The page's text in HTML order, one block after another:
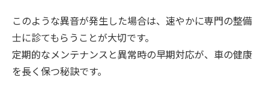
このような異音が発生した場合は、速やかに専門の整備
士に診てもらうことが大切です。
定期的なメンテナンスと異常時の早期対応が、車の健康
を長く保つ秘訣です。